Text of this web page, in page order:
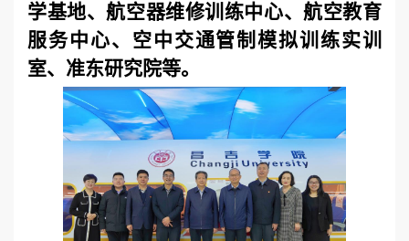
学基地、航空器维修训练中心、航空教育
服务中心、空中交通管制模拟训练实训
室、准东研究院等。